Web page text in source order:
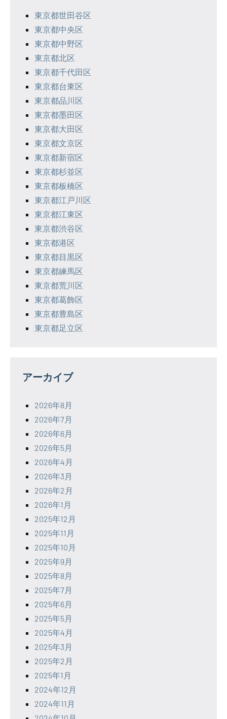
東京都世田谷区
東京都中央区
東京都中野区
東京都北区
東京都千代田区
東京都台東区
東京都品川区
東京都墨田区
東京都大田区
東京都文京区
東京都新宿区
東京都杉並区
東京都板橋区
東京都江戸川区
東京都江東区
東京都渋谷区
東京都港区
東京都目黒区
東京都練馬区
東京都荒川区
東京都葛飾区
東京都豊島区
東京都足立区
アーカイブ
2026年8月
2026年7月
2026年6月
2026年5月
2026年4月
2026年3月
2026年2月
2026年1月
2025年12月
2025年11月
2025年10月
2025年9月
2025年8月
2025年7月
2025年6月
2025年5月
2025年4月
2025年3月
2025年2月
2025年1月
2024年12月
2024年11月